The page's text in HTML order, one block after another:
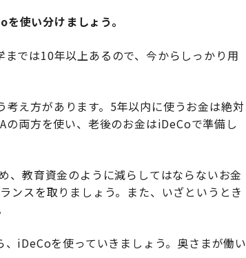
使い分けましょう。
では10年以上あるので、今からしっかり用
え方があります。5年以内に使うお金は絶対
両方を使い、老後のお金はiDeCoで準備し
、教育資金のように減らしてはならないお金
ンスを取りましょう。また、いざというとき
iDeCoを使っていきましょう。奥さまが働い